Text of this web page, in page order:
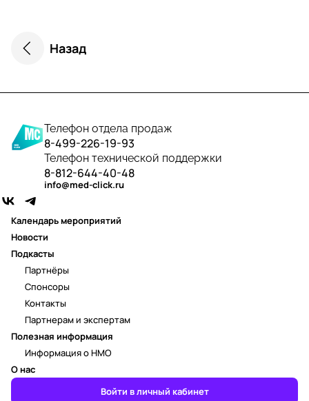
Назад
Телефон отдела продаж
8-499-226-19-93
Телефон технической поддержки
8-812-644-40-48
info@med-click.ru
Календарь мероприятий
Новости
Подкасты
Полезная информация
Информация о НМО
О нас
Партнёры
Спонсоры
Контакты
Партнерам и экспертам
Войти в личный кабинет